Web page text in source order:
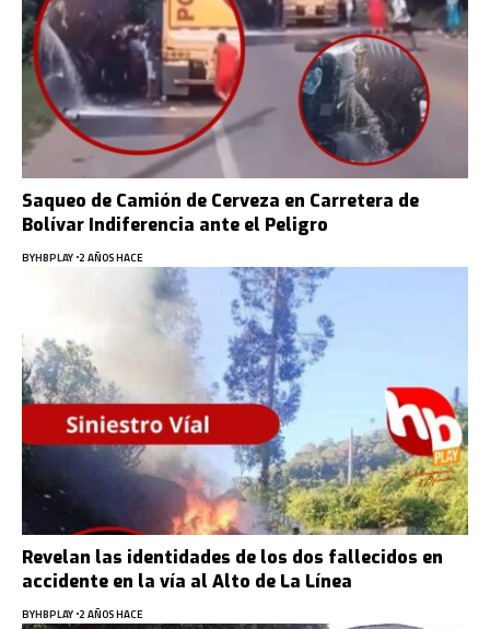
Saqueo de Camión de Cerveza en Carretera de
Bolívar Indiferencia ante el Peligro
BYHBPLAY 2 AÑOS HACE
Revelan las identidades de los dos fallecidos en
accidente en la vía al Alto de La Línea
BYHBPLAY 2 AÑOS HACE